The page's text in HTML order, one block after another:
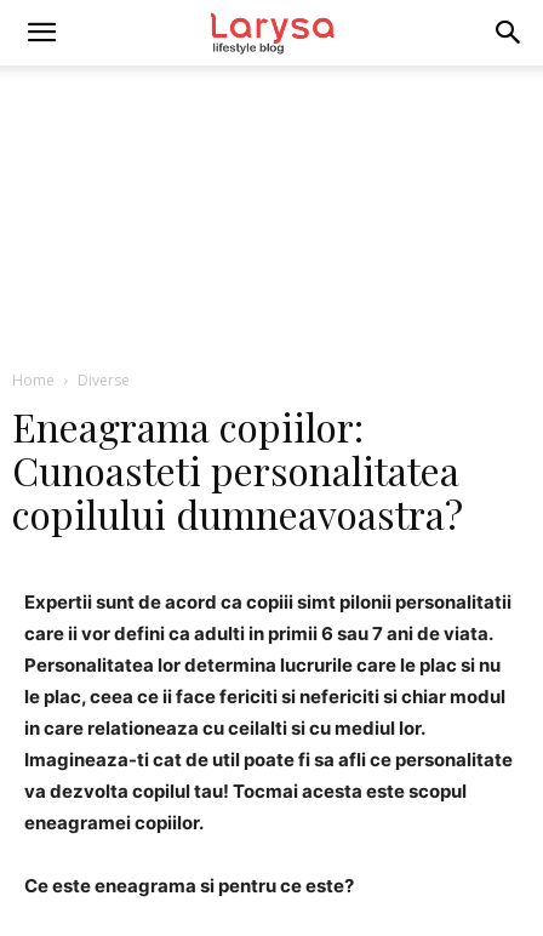
Home Diverse
Eneagrama copiilor:
Cunoasteti personalitatea
copilului dumneavoastra?
Expertii sunt de acord ca copiii simt pilonii personalitatii
care ii vor defini ca adulti in primii 6 sau 7 ani de viata.
Personalitatea lor determina lucrurile care le plac si nu
le plac, ceea ce ii face fericiti si nefericiti si chiar modul
in care relationeaza cu ceilalti si cu mediul lor.
Imagineaza-ti cat de util poate fi sa afli ce personalitate
va dezvolta copilul tau! Tocmai acesta este scopul
eneagramei copiilor.
Ce este eneagrama si pentru ce este?